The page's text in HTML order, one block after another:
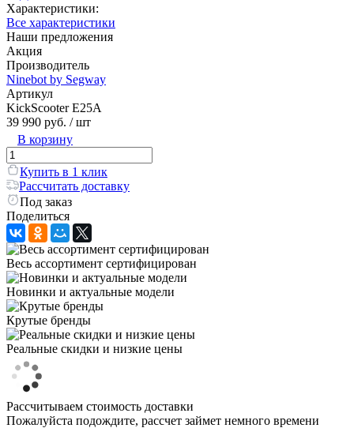
Характеристики:
Все характеристики
Наши предложения
Акция
Производитель
Ninebot by Segway
Артикул
KickScooter E25A
39 990 руб. / шт
В корзину
Купить в 1 клик
Рассчитать доставку
Под заказ
Поделиться
Весь ассортимент сертифицирован
Новинки и актуальные модели
Крутые бренды
Реальные скидки и низкие цены
Рассчитываем стоимость доставки
Пожалуйста подождите, рассчет займет немного времени